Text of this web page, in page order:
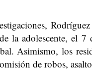
la adolescente, el
Asimismo, los
de robos,